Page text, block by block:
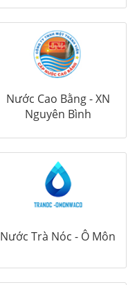
Nước Cao Bằng - XN
Nguyên Bình
Nước Trà Nóc - Ô Môn